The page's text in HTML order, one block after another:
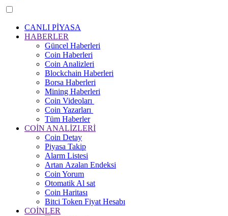
CANLI PİYASA
HABERLER
Güncel Haberleri
Coin Haberleri
Coin Analizleri
Blockchain Haberleri
Borsa Haberleri
Mining Haberleri
Coin Videoları
Coin Yazarları
Tüm Haberler
COİN ANALİZLERİ
Coin Detay
Piyasa Takip
Alarm Listesi
Artan Azalan Endeksi
Coin Yorum
Otomatik Al sat
Coin Haritası
Bitci Token Fiyat Hesabı
COİNLER